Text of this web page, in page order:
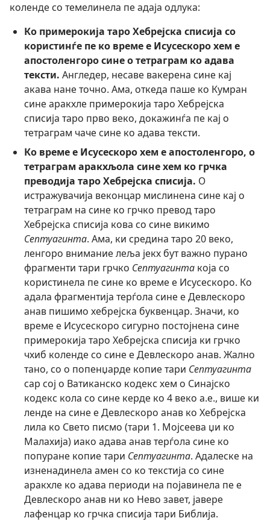
коленде со темелинела пе адаја одлука:
Ко примерокија таро Хебрејска списија со
користинѓе пе ко време е Исусескоро хем е
апостоленгоро сине о тетраграм ко адава
тексти. Англедер, несаве вакерена сине кај
акава нане точно. Ама, откеда паше ко Кумран
сине аракхле примерокија таро Хебрејска
списија таро прво веко, докажинѓа пе кај о
тетраграм чаче сине ко адава тексти.
Ко време е Исусескоро хем е апостоленгоро, о
тетраграм аракхљола сине хем ко грчка
преводија таро Хебрејска списија. О
истражувачија веконцар мислинена сине кај о
тетраграм на сине ко грчко превод таро
Хебрејска списија кова со сине викимо
Септуагинта. Ама, ки средина таро 20 веко,
ленгоро внимание леља јекх бут важно пурано
фрагменти тари грчко Септуагинта која со
користинела пе сине ко време е Исусескоро. Ко
адала фрагментија терѓола сине е Девлескоро
анав пишимо хебрејска буквенцар. Значи, ко
време е Исусескоро сигурно постојнена сине
примерокија таро Хебрејска списија ки грчко
чхиб коленде со сине е Девлескоро анав. Жално
тано, со о попенџарде копие тари Септуагинта
сар сој о Ватиканско кодекс хем о Синајско
кодекс кола со сине керде ко 4 веко а.е., више ки
ленде на сине е Девлескоро анав ко Хебрејска
лила ко Свето писмо (тари 1. Мојсеева џи ко
Малахија) иако адава анав терѓола сине ко
попуране копие тари Септуагинта. Адалеске на
изненадинела амен со ко текстија со сине
аракхле ко адава периоди на појавинела пе е
Девлескоро анав ни ко Нево завет, јавере
лафенцар ко грчка списија тари Библија.